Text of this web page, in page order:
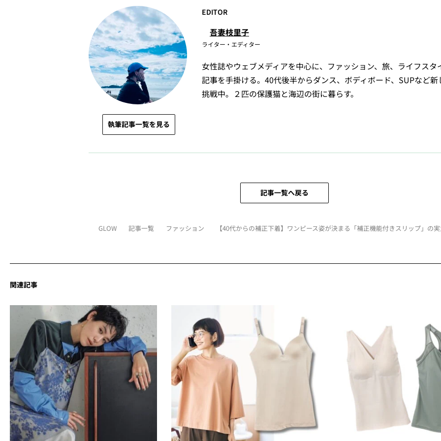
EDITOR
吾妻枝里子
ライター・エディター
執筆記事一覧を見る
女性誌やウェブメディアを中心に、ファッション、旅、ライフスタ
記事を手掛ける。40代後半からダンス、ボディボード、SUPなど新
挑戦中。２匹の保護猫と海辺の街に暮らす。
記事一覧へ戻る
GLOW 記事一覧 ファッション 【40代からの補正下着】ワンピース姿が決まる「補正機能付きスリップ」の実
関連記事